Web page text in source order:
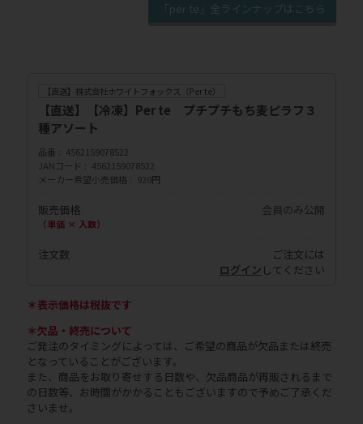
「per te」全ラインナップはこちら
【直送】株式会社ホワイトフォックス（Per te）
【直送】【冷凍】Per te プチプチもち麦ピラフ３
種アソート
品番
4562159078522
JANコード
4562159078522
メーカー希望小売価格
920円
販売価格
（単価 × 入数）
会員のみ公開
注文数
ご注文には
ログイン してください
＊表示価格は税抜です
＊欠品・終売について
ご発注のタイミングによっては、ご希望の商品が欠品または終売
となっていることがございます。
また、商品をお取り寄せする日数や、欠品商品が再販されるまで
の日数等、お時間がかかることもございますので予めご了承くだ
さいませ。